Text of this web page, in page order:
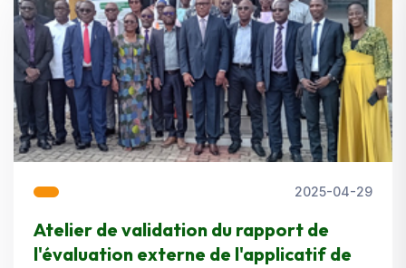
2025-04-29
Atelier de validation du rapport de
l'évaluation externe de l'applicatif de